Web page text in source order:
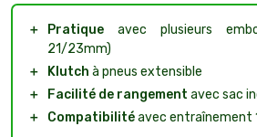
＋ Pratique avec plusieurs
21/23mm)
＋
Klutch à pneus extensible
＋
Facilité de rangement avec sac
＋
Compatibilitéavec entraînement